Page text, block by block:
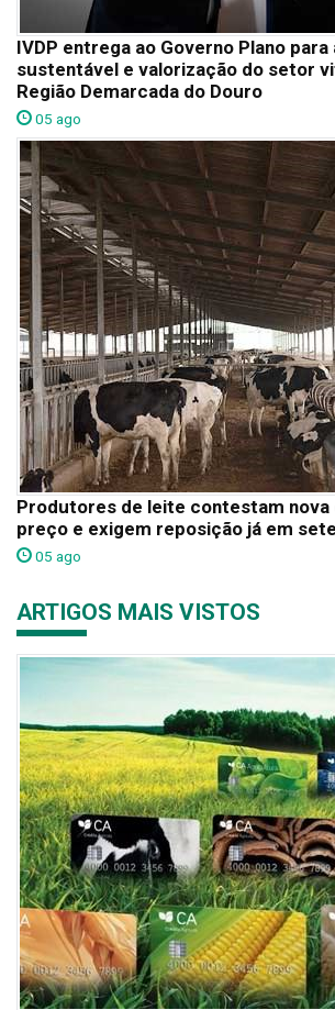
IVDP entrega ao Governo Plano
sustentável e valorização do setor
Região Demarcada do Douro
05 ago
Produtores de leite contestam nova
preço e exigem reposição já em
05 ago
ARTIGOS MAIS VISTOS